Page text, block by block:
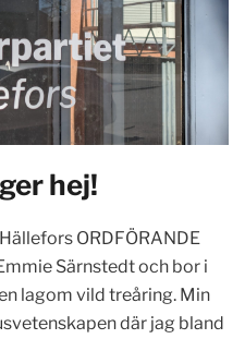
hej!
ORDFÖRANDE
Särnstedt och bor i
lagom vild treåring. Min
där jag bland